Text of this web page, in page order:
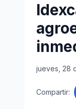
jueves, 28
Compartir: